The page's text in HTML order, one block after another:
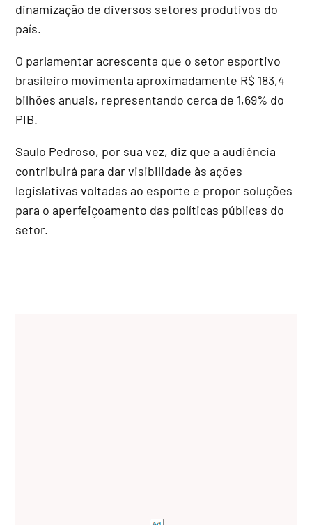
dinamização de diversos setores produtivos do
país.
O parlamentar acrescenta que o setor esportivo
brasileiro movimenta aproximadamente R$ 183,4
bilhões anuais, representando cerca de 1,69% do
PIB.
Saulo Pedroso, por sua vez, diz que a audiência
contribuirá para dar visibilidade às ações
legislativas voltadas ao esporte e propor soluções
para o aperfeiçoamento das políticas públicas do
setor.